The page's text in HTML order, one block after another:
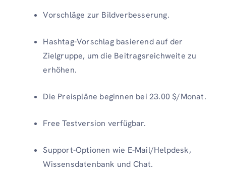
Vorschläge zur Bildverbesserung.
Hashtag-Vorschlag basierend auf der
Zielgruppe, um die Beitragsreichweite zu
erhöhen.
Die Preispläne beginnen bei 23.00 $/Monat.
Free Testversion verfügbar.
Support-Optionen wie E-Mail/Helpdesk,
Wissensdatenbank und Chat.